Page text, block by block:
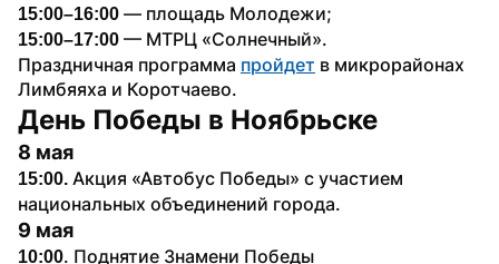
15:00–16:00 — площадь Молодежи;
15:00–17:00 — МТРЦ «Солнечный».
Праздничная программа пройдет в микрорайонах
Лимбяяха и Коротчаево.
День Победы в Ноябрьске
8 мая
15:00. Акция «Автобус Победы» с участием
национальных объединений города.
9 мая
10:00. Поднятие Знамени Победы